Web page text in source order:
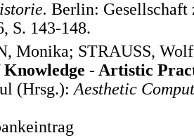
Berlin: Gesellschaft
S. 143-148.
Monika; STRAUSS,
Knowledge - Artistic
(Hrsg.): Aesthetic